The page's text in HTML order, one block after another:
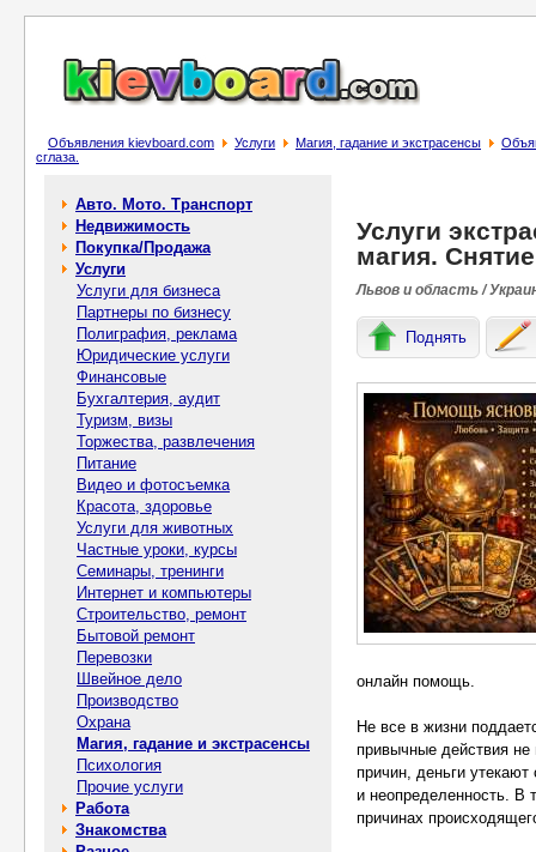
Объявления kievboard.com Услуги Магия, гадание и экстрасенсы
сглаза.
Авто. Мото. Транспорт
Недвижимость
Покупка/Продажа
Услуги
Услуги для бизнеса
Партнеры по бизнесу
Полиграфия, реклама
Юридические услуги
Финансовые
Бухгалтерия, аудит
Туризм, визы
Торжества, развлечения
Питание
Видео и фотосъемка
Красота, здоровье
Услуги для животных
Частные уроки, курсы
Семинары, тренинги
Интернет и компьютеры
Строительство, ремонт
Бытовой ремонт
Перевозки
Швейное дело
Производство
Охрана
Магия, гадание и экстрасенсы
Психология
Прочие услуги
Работа
Знакомства
Услуги
магия.
Львов и область /
Поднять
онлайн помощь.
Не все в жизни
привычные действия не
причин, деньги
и неопределенность. В
причинах